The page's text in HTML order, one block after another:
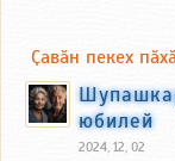
Ҫавӑн пекех
юбилей
2024, 12, 02